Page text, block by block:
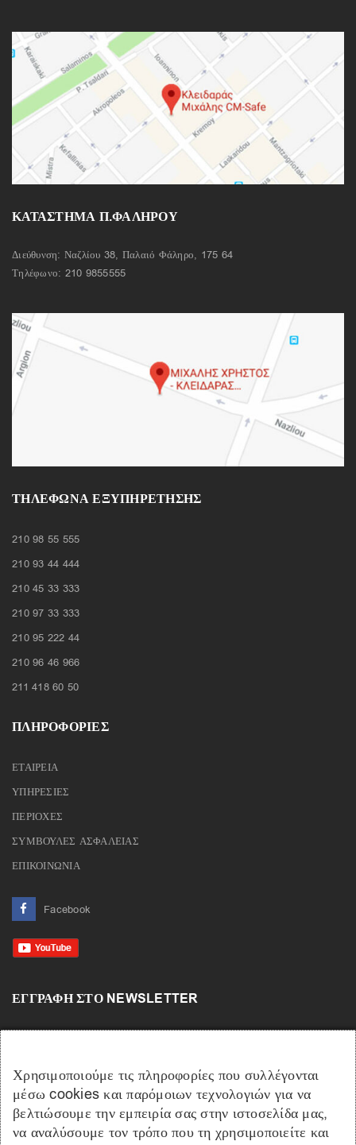
ΚΑΤΑΣΤΗΜΑ Π.ΦΑΛΗΡΟΥ
Διεύθυνση: Ναζλίου 38, Παλαιό Φάληρο, 175 64
Τηλέφωνο: 210 9855555
ΤΗΛΈΦΩΝΑ ΕΞΥΠΗΡΈΤΗΣΗΣ
210 98 55 555
210 93 44 444
210 45 33 333
210 97 33 333
210 95 222 44
210 96 46 966
211 418 60 50
ΠΛΗΡΟΦΟΡΙΕΣ
ΕΤΑΙΡΕΙΑ
ΥΠΗΡΕΣΙΕΣ
ΠΕΡΙΟΧΕΣ
ΣΥΜΒΟΥΛΕΣ ΑΣΦΑΛΕΙΑΣ
ΕΠΙΚΟΙΝΩΝΙΑ
Facebook
ΕΓΓΡΑΦΉ ΣΤΟ NEWSLETTER
Χρησιμοποιούμε τις πληροφορίες που συλλέγονται
μέσω cookies και παρόμοιων τεχνολογιών για να
βελτιώσουμε την εμπειρία σας στην ιστοσελίδα μας,
να αναλύσουμε τον τρόπο που τη χρησιμοποιείτε και